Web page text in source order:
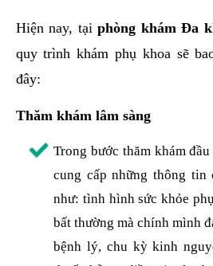
Hiện nay, tạiphòng khám Đa
quy trình khám phụ khoa sẽ
đây:
Thăm khám lâm sàng
Trong bước thăm khám
cung cấp những thông tin
như: tình hình sức khỏe
bất thường mà chính mình
bệnh lý, chu kỳ kinh